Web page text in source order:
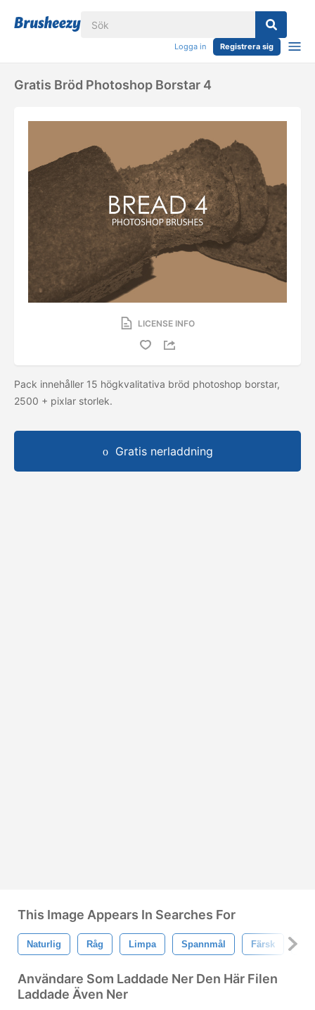
Logga in Registrera sig
Gratis Bröd Photoshop Borstar 4
LICENSE INFO
Pack innehåller 15 högkvalitativa bröd photoshop borstar,
2500 + pixlar storlek.
Gratis nerladdning
This Image Appears In Searches For
Naturlig Råg Limpa Spannmål Färsk
Användare Som Laddade Ner Den Här Filen
Laddade Även Ner